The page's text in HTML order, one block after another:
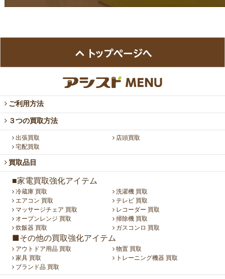
ご利用方法
３つの買取方法
出張買取
店頭買取
宅配買取
買取品目
■家電買取強化アイテム
冷蔵庫 買取
洗濯機 買取
エアコン 買取
テレビ 買取
マッサージチェア 買取
レコーダー 買取
オーブンレンジ 買取
掃除機 買取
炊飯器 買取
ガスコンロ 買取
■その他の買取強化アイテム
アウトドア用品 買取
物置 買取
家具 買取
トレーニング機器 買取
ブランド品 買取